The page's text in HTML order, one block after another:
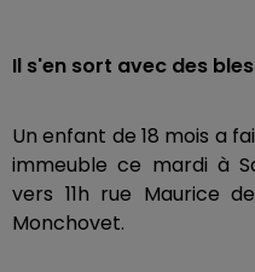
Il s'en sort avec des
Un enfant de 18 mois a
immeuble ce mardi à
vers 11h rue Maurice
Monchovet.